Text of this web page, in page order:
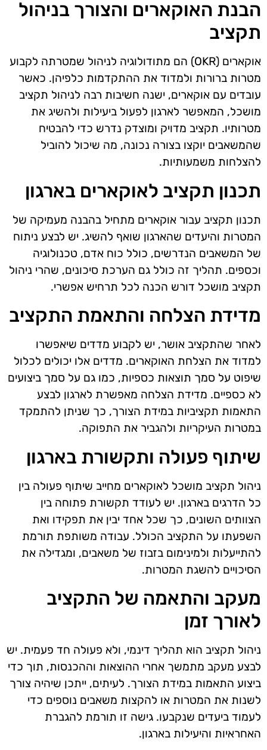
הבנת האוקארים והצורך בניהול
תקציב
אוקארים (OKR) הם מתודולוגיה לניהול שמטרתה לקבוע
מטרות ברורות ולמדוד את ההתקדמות כלפיהן. כאשר
עובדים עם אוקארים, ישנה חשיבות רבה לניהול תקציב
מושכל, המאפשר לארגון לפעול ביעילות ולהשיג את
מטרותיו. תקציב מדויק ומוצדק נדרש כדי להבטיח
שהמשאבים יוקצו בצורה נכונה, מה שיכול להוביל
להצלחות משמעותיות.
תכנון תקציב לאוקארים בארגון
תכנון תקציב עבור אוקארים מתחיל בהבנה מעמיקה של
המטרות והיעדים שהארגון שואף להשיג. יש לבצע ניתוח
של המשאבים הנדרשים, כולל כוח אדם, טכנולוגיה
וכספים. תהליך זה כולל גם הערכת סיכונים, שהרי ניהול
תקציב מושכל דורש הכנה לכל תרחיש אפשרי.
מדידת הצלחה והתאמת התקציב
לאחר שהתקציב אושר, יש לקבוע מדדים שיאפשרו
למדוד את הצלחת האוקארים. מדדים אלו יכולים לכלול
שיפוט על סמך תוצאות כספיות, כמו גם על סמך ביצועים
לא כספיים. מדידת הצלחה מאפשרת לארגון לבצע
התאמות תקציביות במידת הצורך, כך שניתן להתמקד
במטרות העיקריות ולהגביר את התפוקה.
שיתוף פעולה ותקשורת בארגון
ניהול תקציב מושכל לאוקארים מחייב שיתוף פעולה בין
כל הדרגים בארגון. יש לעודד תקשורת פתוחה בין
הצוותים השונים, כך שכל אחד יבין את תפקידו ואת
השפעתו על התקציב הכולל. עבודה משותפת תורמת
להתייעלות ולמינימום בזבוז של משאבים, ומגדילה את
הסיכויים להשגת המטרות.
מעקב והתאמה של התקציב
לאורך זמן
ניהול תקציב הוא תהליך דינמי, ולא פעולה חד פעמית. יש
לבצע מעקב מתמשך אחרי ההוצאות וההכנסות, תוך כדי
ביצוע התאמות במידת הצורך. לעיתים, ייתכן שיהיה צורך
לשנות את המטרות או להקצות משאבים נוספים כדי
לעמוד ביעדים שנקבעו. גישה זו תורמת להגברת
האחראיות והיעילות בארגון.